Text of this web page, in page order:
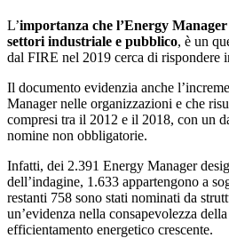
L’importanza che l’Energy
settori industriale e pubblico, è un
dal FIRE nel 2019 cerca di rispondere
Il documento evidenzia anche
Manager nelle organizzazioni e che
compresi tra il 2012 e il 2018, con un
nomine non obbligatorie.
Infatti, dei 2.391 Energy Manager
dell’indagine, 1.633 appartengono a
restanti 758 sono stati nominati da
un’evidenza nella consapevolezza
efficientamento energetico crescente.